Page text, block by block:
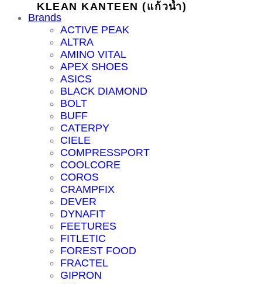
KLEAN KANTEEN (แก้วน้ำ)
Brands
ACTIVE PEAK
ALTRA
AMINO VITAL
APEX SHOES
ASICS
BLACK DIAMOND
BOLT
BUFF
CATERPY
CIELE
COMPRESSPORT
COOLCORE
COROS
CRAMPFIX
DEVER
DYNAFIT
FEETURES
FITLETIC
FOREST FOOD
FRACTEL
GIPRON